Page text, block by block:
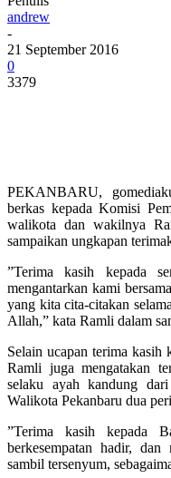
andrew
-
21 September 2016
0
3379
PEKANBARU,
berkas kepada Komisi
walikota dan wakilnya
sampaikan ungkapan
”Terima kasih kepada
mengantarkan kami
yang kita cita-citakan
Allah,” kata Ramli dalam
Selain ucapan terima kasih
Ramli juga mengatakan
selaku ayah kandung
Walikota Pekanbaru dua
”Terima kasih kepada
berkesempatan hadir,
sambil tersenyum,